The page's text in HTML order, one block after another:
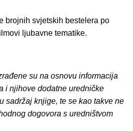
brojnih svjetskih bestelera po
ljubavne tematike.
su na osnovu informacija
i njihove dodatne uredničke
sadržaj knjige, te se kao takve ne
dogovora s uredništvom